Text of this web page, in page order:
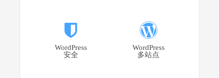
WordPress
安全
WordPress
多站点